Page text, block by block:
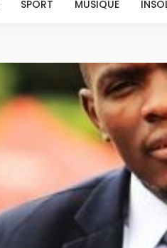
SPORT MUSIQUE